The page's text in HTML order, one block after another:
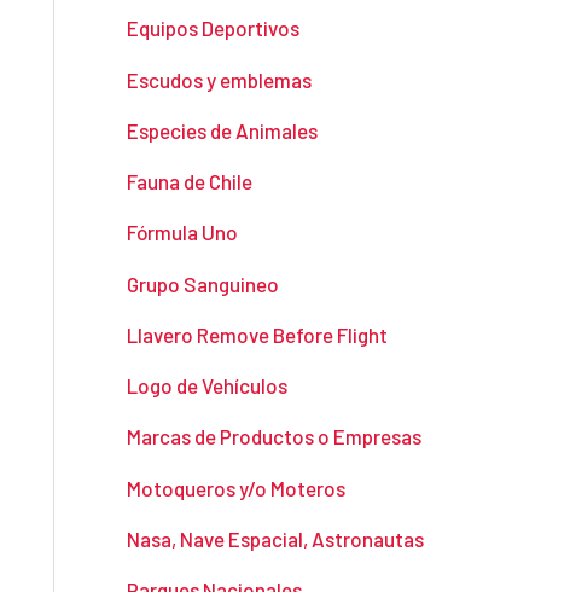
Equipos Deportivos
Escudos y emblemas
Especies de Animales
Fauna de Chile
Fórmula Uno
Grupo Sanguineo
Llavero Remove Before Flight
Logo de Vehículos
Marcas de Productos o Empresas
Motoqueros y/o Moteros
Nasa, Nave Espacial, Astronautas